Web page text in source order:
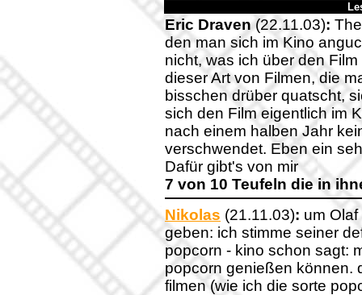
Eric Draven(22.11.03):
den man sich im Kino
nicht, was ich über den
dieser Art von Filmen, die
bisschen drüber quatscht,
sich den Film eigentlich im
nach einem halben Jahr
verschwendet. Eben ein
Dafür gibt's von mir
7 von 10 Teufeln die in
Nikolas (21.11.03): um
geben: ich stimme seiner
popcorn - kino schon sagt:
popcorn genießen können.
filmen (wie ich die sorte